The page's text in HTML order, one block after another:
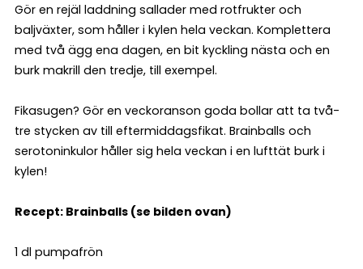
Gör en rejäl laddning sallader med rotfrukter och
baljväxter, som håller i kylen hela veckan. Komplettera
med två ägg ena dagen, en bit kyckling nästa och en
burk makrill den tredje, till exempel.
Fikasugen? Gör en veckoranson goda bollar att ta två-
tre stycken av till eftermiddagsfikat. Brainballs och
serotoninkulor håller sig hela veckan i en lufttät burk i
kylen!
Recept: Brainballs (se bilden ovan)
1 dl pumpafrön